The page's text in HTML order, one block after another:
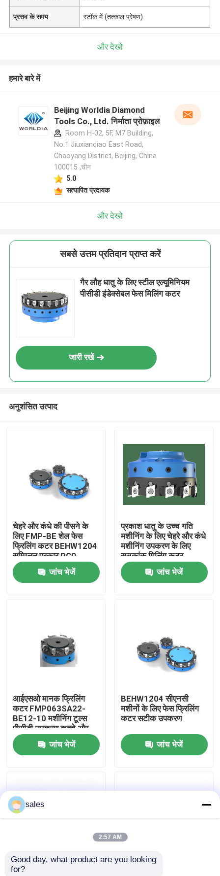
हमारे बारे में
गुणवत्ता नियंत्रण
हमसे संपर्क करें
सभी मामलों
पीसीडी कटिंग इंसर्ट
प्रसव के समय स्टॉक में (तत्काल प्रेषण)
और देखो
हमारे बारे में
Beijing Worldia Diamond
Tools Co., Ltd. निर्माता प्रोफ़ाइल
Room H-02, 5F, M7 Building,
No.1 Jiuxianqiao East Road,
Chaoyang District, Beijing, China
100015 ,चीन
5.0
सत्यापित प्रदायक
और देखो
सबसे उत्तम प्रतिदान प्राप्त करें
गैर लौह धातु के लिए स्टील एल्यूमिनियम
पीसीडी इंडेक्सेबल फेस मिलिंग कटर
जारी रखें
अनुशंसित उत्पाद
चेहरे और कंधे की पीसने के
लिए FMP-BE शेल फेस
फ्रिलिंग कटर BEHW1204
सम्मिलन प्रकार PCD
PCBN पीसने के उपकरण
जांच भेजें
प्रकाश धातु के उच्च गति
मशीनिंग के लिए चेहरे और कंधे
मशीनिंग उपकरण के लिए
सूचकांक मिलिंग कटर
जांच भेजें
आईएसओ मानक फ्रिलिंग
कटर FMP063SA22-
BE12-10 मशीनिंग टूल्स
पीसीडी उपकरण कच्चे और
खत्म करने के लिए कंधे
फ्रिलिंग
जांच भेजें
BEHW1204 सीएनसी
मशीनों के लिए फेस फ्रिलिंग
कटर सटीक उपकरण
जांच भेजें
शक्ति सीएनसी फेस फ्रिलिंग
sales
2:57 AM
Good day, what product are you looking
for?